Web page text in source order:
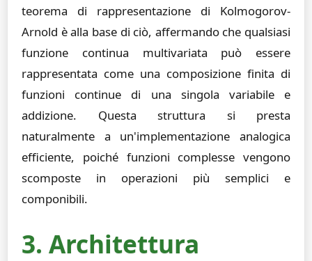
teorema di rappresentazione di Kolmogorov-
Arnold è alla base di ciò, affermando che qualsiasi
funzione continua multivariata può essere
rappresentata come una composizione finita di
funzioni continue di una singola variabile e
addizione. Questa struttura si presta
naturalmente a un'implementazione analogica
efficiente, poiché funzioni complesse vengono
scomposte in operazioni più semplici e
componibili.
3. Architettura